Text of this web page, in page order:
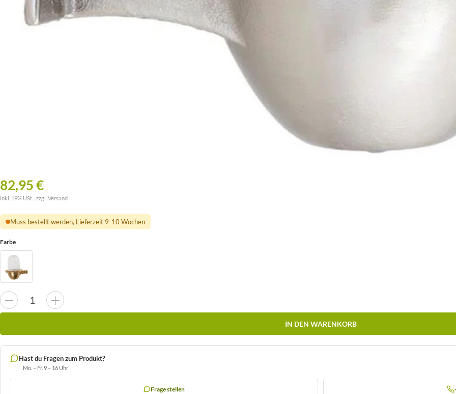
82,95 €
inkl. 19% USt. , zzgl. Versand
Muss bestellt werden, Lieferzeit 9-10 Wochen
Farbe
IN DEN WARENKORB
Hast du Fragen zum Produkt?
Mo. – Fr. 9 – 16 Uhr
Frage stellen